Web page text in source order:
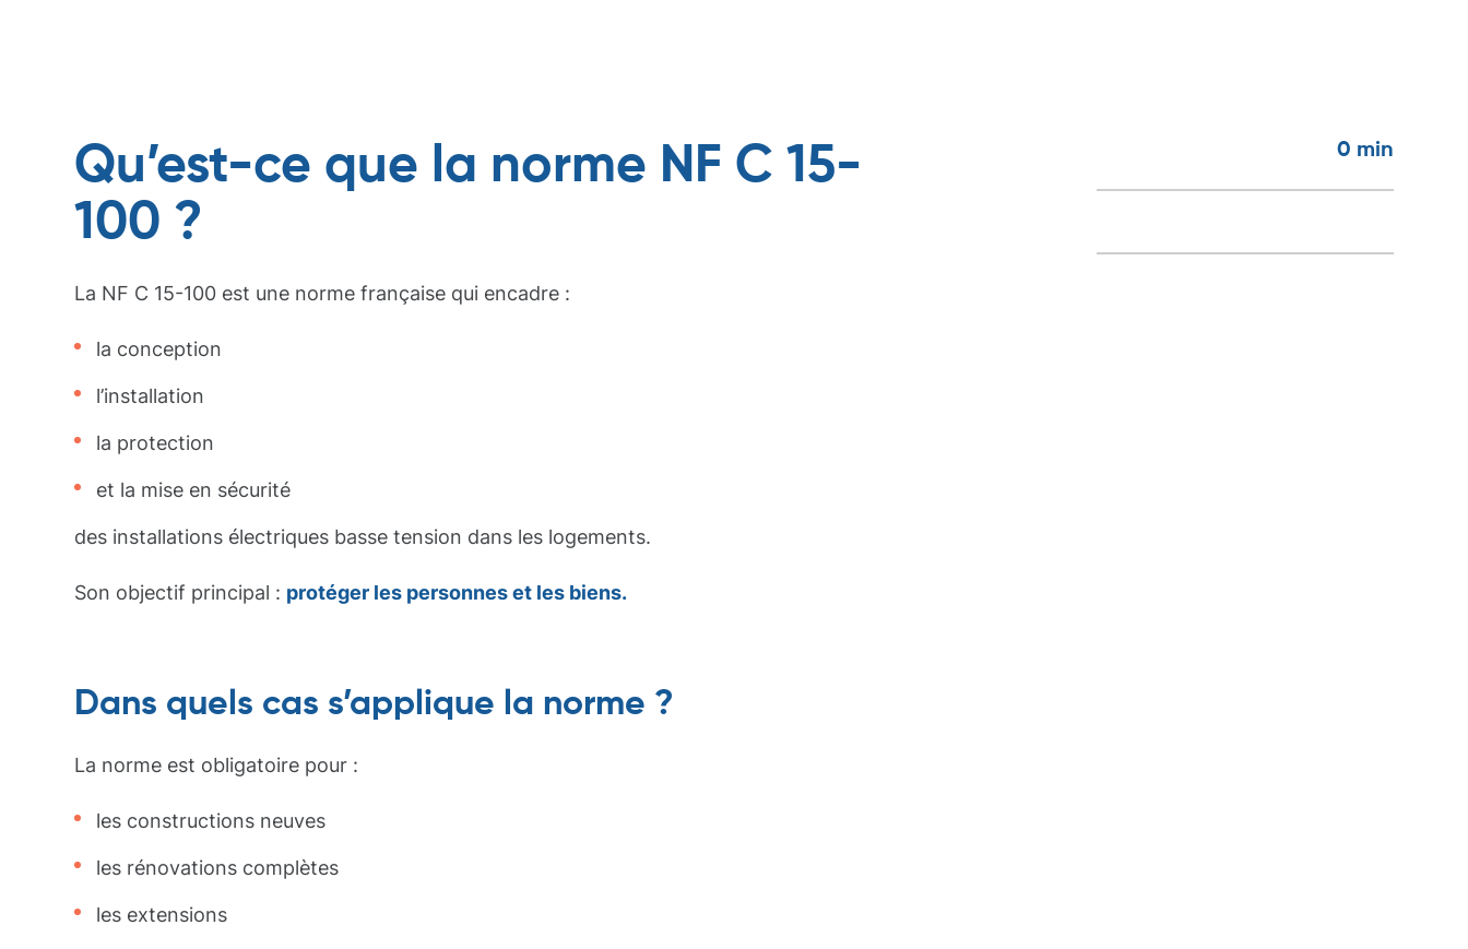
Qu’est-ce que la norme NF C 15-
100 ?
La NF C 15-100 est une norme française qui encadre :
la conception
l’installation
la protection
et la mise en sécurité
des installations électriques basse tension dans les logements.
Son objectif principal : protéger les personnes et les biens.
Dans quels cas s’applique la norme ?
La norme est obligatoire pour :
les constructions neuves
les rénovations complètes
les extensions
0 min